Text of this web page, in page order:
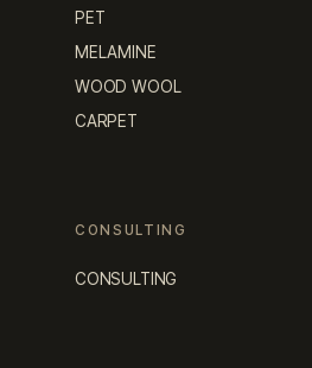
PET
MELAMINE
WOOD WOOL
CARPET
CONSULTING
CONSULTING